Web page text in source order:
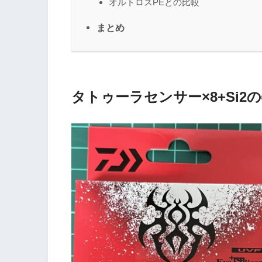
オルトロスPEとの比較
まとめ
タトゥーラセンサー×8+Si2